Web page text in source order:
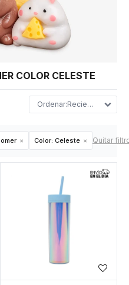
COLOR CELESTE
Recientes
Color: Celeste Quitar